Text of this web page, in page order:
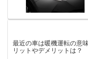
最近の車は暖機運転の意
リットやデメリットは？